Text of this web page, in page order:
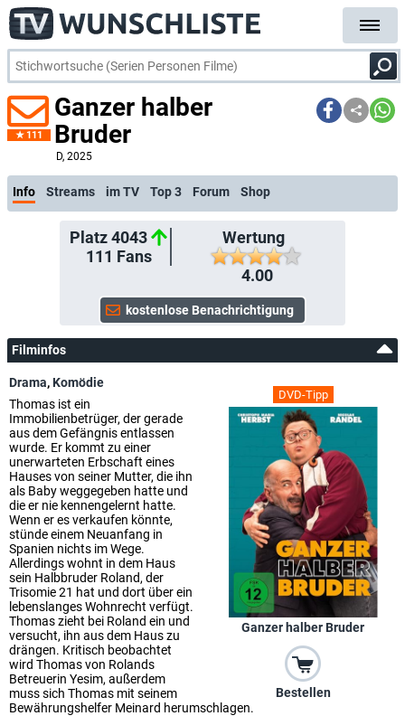
111
Ganzer halber
Bruder
D, 2025
Info Streams im TV Top 3 Forum Shop
Platz 4043
111 Fans
Wertung
4.00
Filminfos
DVD-Tipp
Ganzer halber Bruder
Bestellen
Drama,Komödie
Thomas ist ein
Immobilienbetrüger, der gerade
aus dem Gefängnis entlassen
wurde. Er kommt zu einer
unerwarteten Erbschaft eines
Hauses von seiner Mutter, die ihn
als Baby weggegeben hatte und
die er nie kennengelernt hatte.
Wenn er es verkaufen könnte,
stünde einem Neuanfang in
Spanien nichts im Wege.
Allerdings wohnt in dem Haus
sein Halbbruder Roland, der
Trisomie 21 hat und dort über ein
lebenslanges Wohnrecht verfügt.
Thomas zieht bei Roland ein und
versucht, ihn aus dem Haus zu
drängen. Kritisch beobachtet
wird Thomas von Rolands
Betreuerin Yesim, außerdem
muss sich Thomas mit seinem
Bewährungshelfer Meinard herumschlagen.